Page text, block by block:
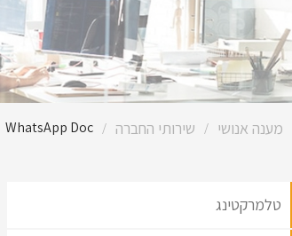
מענה אנושי / שירותי החברה /
WhatsApp Doc
טלמרקטינג